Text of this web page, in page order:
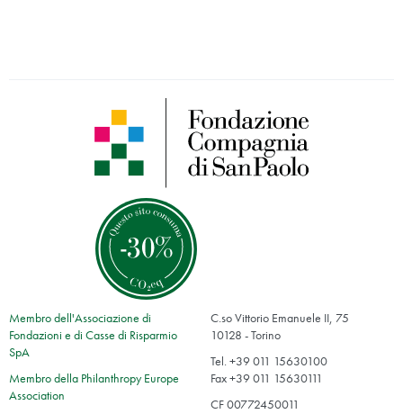
Membro dell'Associazione di
Fondazioni e di Casse di Risparmio
SpA
Membro della Philanthropy Europe
Association
C.so Vittorio Emanuele II, 75
10128 - Torino
Tel. +39 011 15630100
Fax +39 011 15630111
CF 00772450011